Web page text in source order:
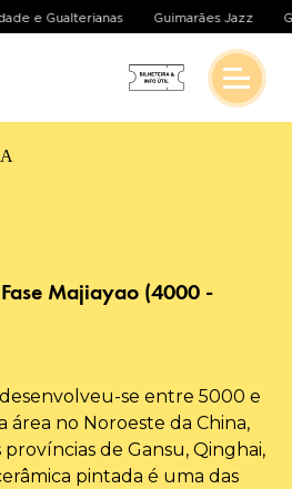
e Gualterianas Guimarães Jazz
Majiayao (4000 -
se entre 5000 e
área no Noroeste da China,
de Gansu, Qinghai,
pintada é uma das